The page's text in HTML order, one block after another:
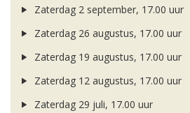
Zaterdag 2 september, 17.00 uur
Zaterdag 26 augustus, 17.00 uur
Zaterdag 19 augustus, 17.00 uur
Zaterdag 12 augustus, 17.00 uur
Zaterdag 29 juli, 17.00 uur